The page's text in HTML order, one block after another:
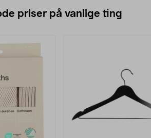
priser på vanlige ting